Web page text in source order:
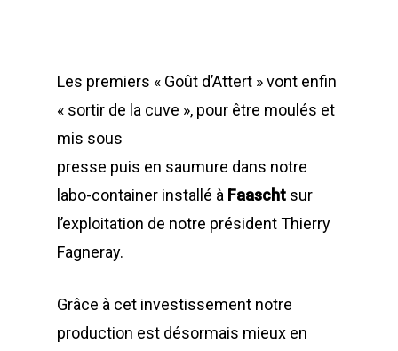
Les premiers « Goût d’Attert » vont enfin
« sortir de la cuve », pour être moulés et
mis sous
presse puis en saumure dans notre
labo-container installé à Faascht sur
l’exploitation de notre président Thierry
Fagneray.
Grâce à cet investissement notre
production est désormais mieux en